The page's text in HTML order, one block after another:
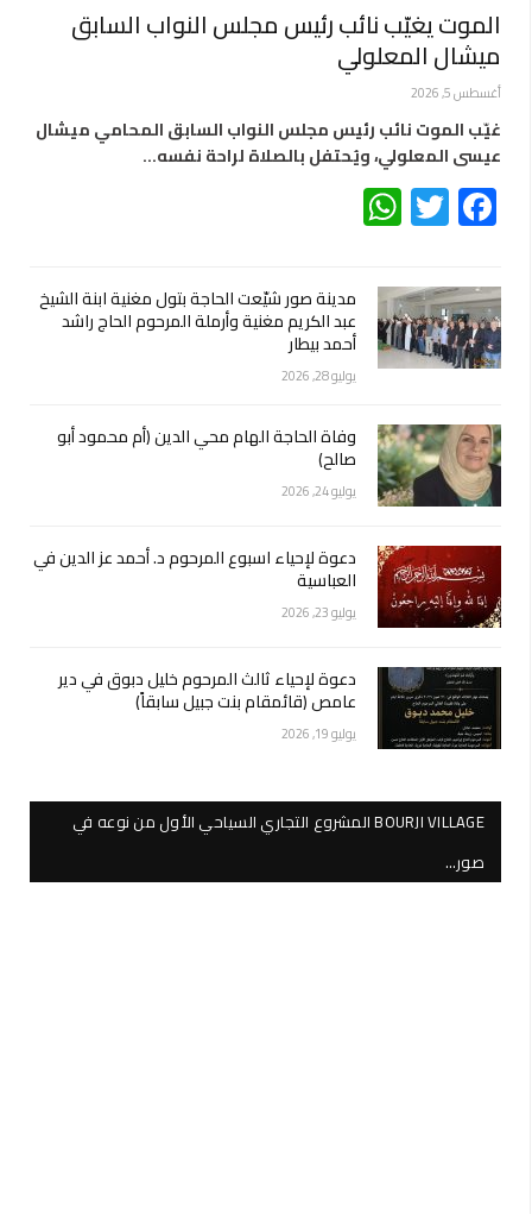
الموت يغيّب نائب رئيس مجلس النواب السابق
ميشال المعلولي
أغسطس 5, 2026
غيّب الموت نائب رئيس مجلس النواب السابق المحامي ميشال
عيسى المعلولي، ويُحتفل بالصلاة لراحة نفسه…
Facebook
Twitter
مدينة صور شيّعت الحاجة بتول مغنية ابنة الشيخ
عبد الكريم مغنية وأرملة المرحوم الحاج راشد
أحمد بيطار
يوليو 28, 2026
وفاة الحاجة الهام محي الدين (أم محمود أبو
صالح)
يوليو 24, 2026
دعوة لإحياء اسبوع المرحوم د. أحمد عز الدين في
العباسية
يوليو 23, 2026
دعوة لإحياء ثالث المرحوم خليل دبوق في دير
عامص (قائمقام بنت جبيل سابقاً)
يوليو 19, 2026
BOURJI VILLAGE المشروع التجاري السياحي الأول من نوعه في
صور…